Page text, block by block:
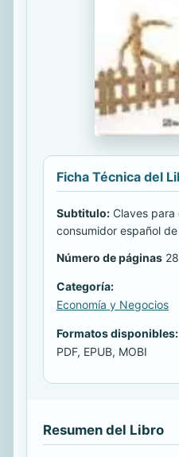
Ficha Técnica del
Subtitulo: Claves
consumidor español
Número de páginas
Categoría:
Economía y Negocios
Formatos disponibles:
PDF, EPUB, MOBI
Resumen del Libro